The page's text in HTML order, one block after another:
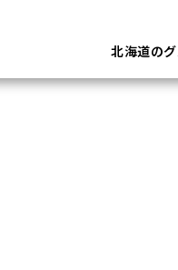
北海道の